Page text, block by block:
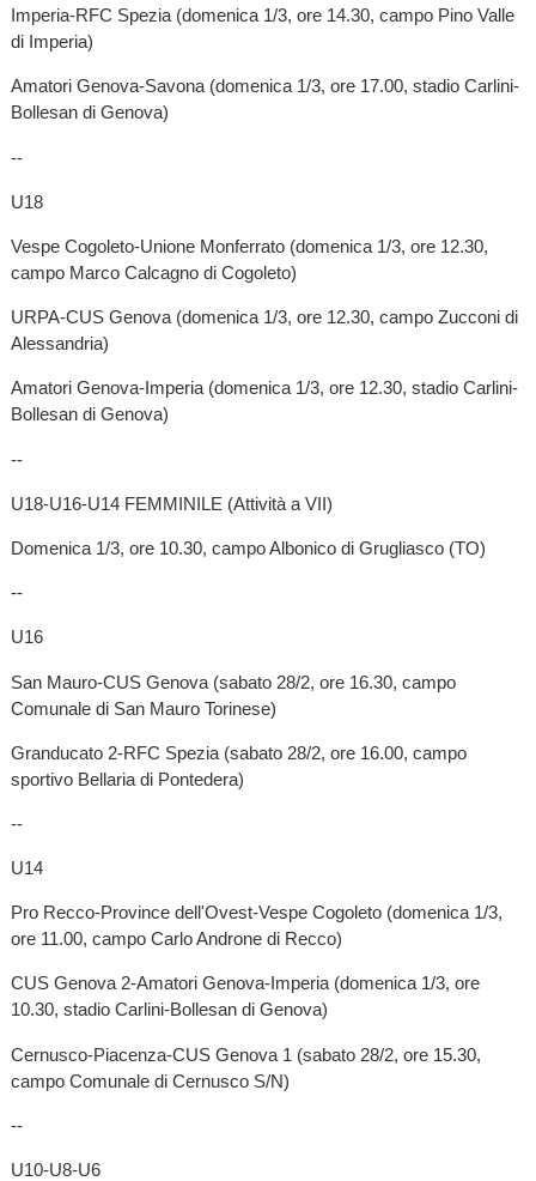
Imperia-RFC Spezia (domenica 1/3, ore 14.30, campo Pino Valle
di Imperia)
Amatori Genova-Savona (domenica 1/3, ore 17.00, stadio Carlini-
Bollesan di Genova)
--
U18
Vespe Cogoleto-Unione Monferrato (domenica 1/3, ore 12.30,
campo Marco Calcagno di Cogoleto)
URPA-CUS Genova (domenica 1/3, ore 12.30, campo Zucconi di
Alessandria)
Amatori Genova-Imperia (domenica 1/3, ore 12.30, stadio Carlini-
Bollesan di Genova)
--
U18-U16-U14 FEMMINILE (Attività a VII)
Domenica 1/3, ore 10.30, campo Albonico di Grugliasco (TO)
--
U16
San Mauro-CUS Genova (sabato 28/2, ore 16.30, campo
Comunale di San Mauro Torinese)
Granducato 2-RFC Spezia (sabato 28/2, ore 16.00, campo
sportivo Bellaria di Pontedera)
--
U14
Pro Recco-Province dell'Ovest-Vespe Cogoleto (domenica 1/3,
ore 11.00, campo Carlo Androne di Recco)
CUS Genova 2-Amatori Genova-Imperia (domenica 1/3, ore
10.30, stadio Carlini-Bollesan di Genova)
Cernusco-Piacenza-CUS Genova 1 (sabato 28/2, ore 15.30,
campo Comunale di Cernusco S/N)
--
U10-U8-U6